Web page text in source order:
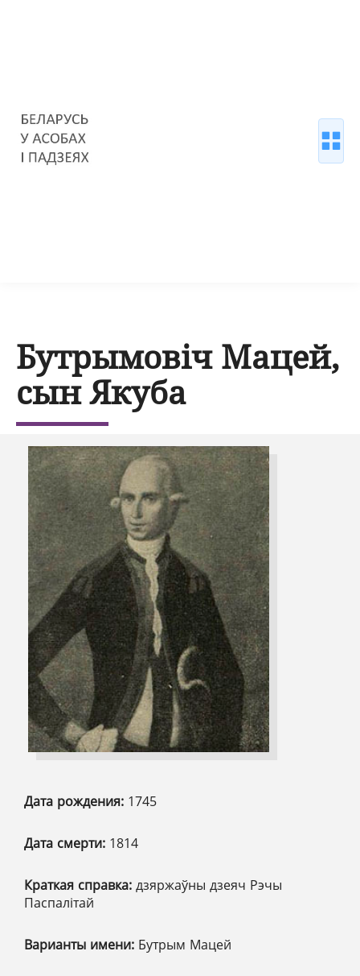
Бутрымовіч Мацей,
сын Якуба
Дата рождения: 1745
Дата смерти: 1814
Краткая справка: дзяржаўны дзеяч Рэчы
Паспалітай
Варианты имени: Бутрым Мацей